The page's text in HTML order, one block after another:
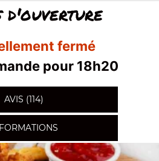
d'ouverture
fermé
pour 18h20
AVIS (114)